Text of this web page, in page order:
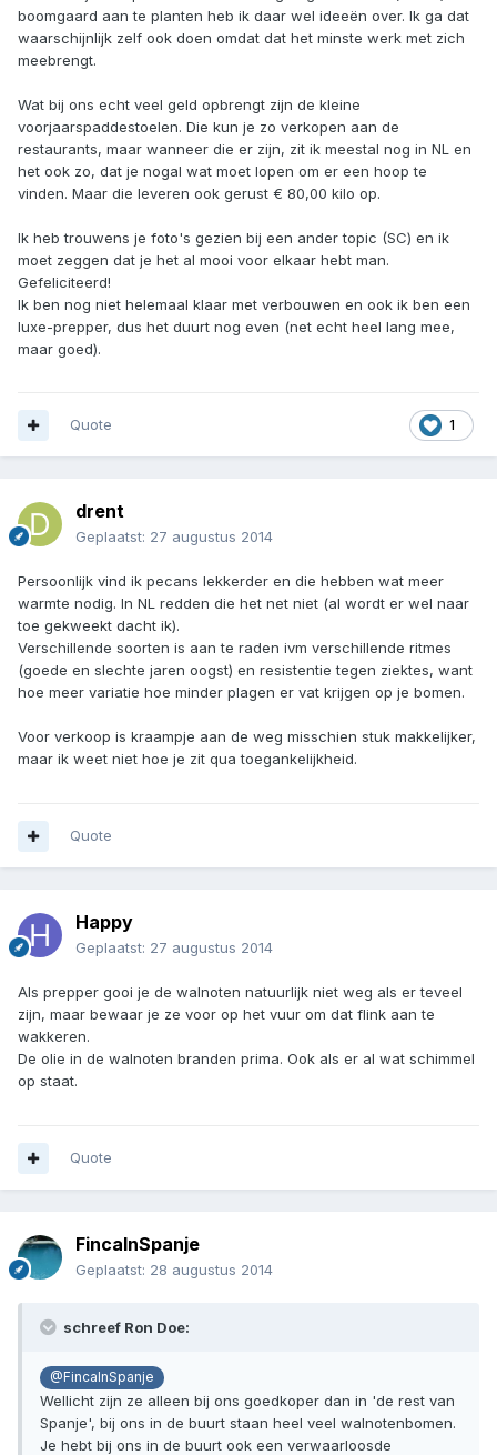
boomgaard aan te planten heb ik daar wel ideeën over. Ik ga dat
waarschijnlijk zelf ook doen omdat dat het minste werk met zich
meebrengt.
Wat bij ons echt veel geld opbrengt zijn de kleine
voorjaarspaddestoelen. Die kun je zo verkopen aan de
restaurants, maar wanneer die er zijn, zit ik meestal nog in NL en
het ook zo, dat je nogal wat moet lopen om er een hoop te
vinden. Maar die leveren ook gerust € 80,00 kilo op.
Ik heb trouwens je foto's gezien bij een ander topic (SC) en ik
moet zeggen dat je het al mooi voor elkaar hebt man.
Gefeliciteerd!
Ik ben nog niet helemaal klaar met verbouwen en ook ik ben een
luxe-prepper, dus het duurt nog even (net echt heel lang mee,
maar goed).
1
Quote
drent
Geplaatst: 27 augustus 2014
Persoonlijk vind ik pecans lekkerder en die hebben wat meer
warmte nodig. In NL redden die het net niet (al wordt er wel naar
toe gekweekt dacht ik).
Verschillende soorten is aan te raden ivm verschillende ritmes
(goede en slechte jaren oogst) en resistentie tegen ziektes, want
hoe meer variatie hoe minder plagen er vat krijgen op je bomen.
Voor verkoop is kraampje aan de weg misschien stuk makkelijker,
maar ik weet niet hoe je zit qua toegankelijkheid.
Quote
Happy
Geplaatst: 27 augustus 2014
Als prepper gooi je de walnoten natuurlijk niet weg als er teveel
zijn, maar bewaar je ze voor op het vuur om dat flink aan te
wakkeren.
De olie in de walnoten branden prima. Ook als er al wat schimmel
op staat.
Quote
FincaInSpanje
Geplaatst: 28 augustus 2014
schreef Ron Doe:
@FincaInSpanje
Wellicht zijn ze alleen bij ons goedkoper dan in 'de rest van
Spanje', bij ons in de buurt staan heel veel walnotenbomen.
Je hebt bij ons in de buurt ook een verwaarloosde